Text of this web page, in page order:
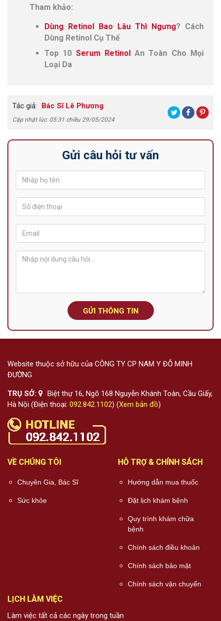
Tham khảo:
Dùng Retinol Bao Lâu Thì Ngưng? Cách
Dùng Retinol Cụ Thể
Top 10 Serum RetinolAn Toàn Cho Mọi
Loại Da
Tác giả: Bác Sĩ Lê Phương
Cập nhật lúc: 05:31 chiều 29/05/2024
Gửi câu hỏi tư vấn
GỬI THÔNG TIN
Website thuộc sở hữu của CÔNG TY CP NAM Y ĐỖ MINH
ĐƯỜNG
TRỤ SỞ:
Biệt thự 16, Ngõ 168 Nguyễn Khánh Toàn, Cầu Giấy,
Hà Nội (Điện thoại: 092.842.1102) (Xem bản đồ)
VỀ CHÚNG TÔI
Chuyên Gia, Bác Sĩ
Sức khỏe
HỖ TRỢ & CHÍNH SÁCH
Hướng dẫn mua thuốc
Đặt lịch khám bệnh
Quy trình khám chữa
bệnh
Chính sách điều khoản
Chính sách bảo mật
Chính sách vận chuyển
LỊCH LÀM VIỆC
Làm việc tất cả các ngày trong tuần